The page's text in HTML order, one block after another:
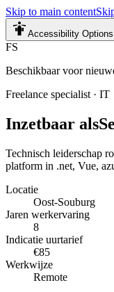
Skip to main content
Accessibility Options
FS
Beschikbaar voor
Freelance specialist · IT
Inzetbaar als
Technisch leiderschap
platform in .net, Vue,
Locatie
Oost-Souburg
Jaren werkervaring
8
Indicatie uurtarief
€85
Werkwijze
Remote